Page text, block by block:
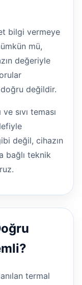
bilgi vermeye
mü,
değeriyle
değildir.
sıvı teması
değil, cihazın
bağlı teknik
termal